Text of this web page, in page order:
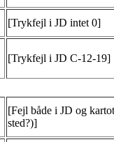
[Trykfejl i JD intet 0]
[Trykfejl i JD C-12-19]
[Fejl både i JD og
sted?)]